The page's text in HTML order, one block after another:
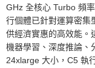
GHz 全核心 Turbo 頻
行個體已針對運算密集
供經濟實惠的高效能。
機器學習、深度推論、
24xlarge 大小，C5 執